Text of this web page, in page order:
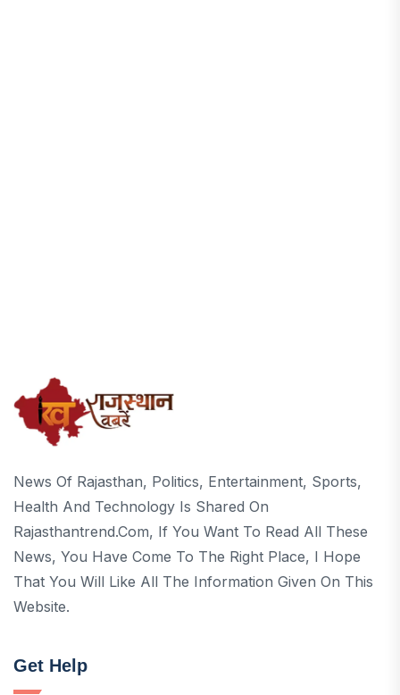
News Of Rajasthan, Politics, Entertainment, Sports,
Health And Technology Is Shared On
Rajasthantrend.com, If You Want To Read All These
News, You Have Come To The Right Place, I Hope
That You Will Like All The Information Given On This
Website.
Get Help